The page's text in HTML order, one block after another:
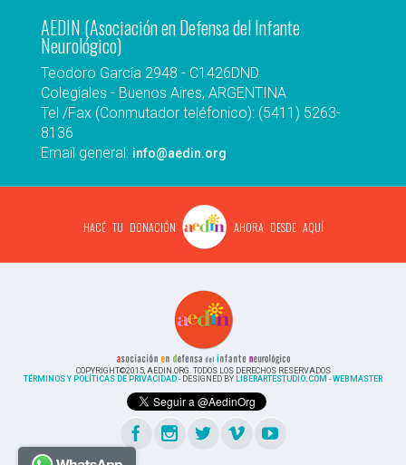
AEDIN (Asociación en Defensa del Infante
Neurológico)
Teodoro García 2948 - C1426DND
Colegiales - Buenos Aires, ARGENTINA
Tel /Fax (Conmutador teléfonico): (5411) 5263-
8136
Email general: info@aedin.org
HACÉ TU DONACIÓN AHORA DESDE AQUÍ
COPYRIGHT©2015, AEDIN.ORG. TODOS LOS DERECHOS RESERVADOS
TÉRMINOS Y POLÍTICAS DE PRIVACIDAD - DESIGNED BY LIBERARTESTUDIO.COM -WEBMASTER